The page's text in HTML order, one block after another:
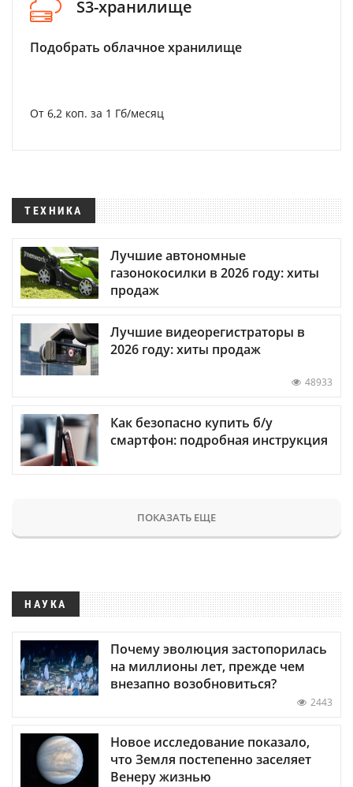
S3-хранилище
Подобрать облачное хранилище
От 6,2 коп. за 1 Гб/месяц
ТЕХНИКА
Лучшие автономные
газонокосилки в 2026 году: хиты
продаж
Лучшие видеорегистраторы в
2026 году: хиты продаж
48933
Как безопасно купить б/у
смартфон: подробная инструкция
ПОКАЗАТЬ ЕЩЕ
НАУКА
Почему эволюция застопорилась
на миллионы лет, прежде чем
внезапно возобновиться?
2443
Новое исследование показало,
что Земля постепенно заселяет
Венеру жизнью